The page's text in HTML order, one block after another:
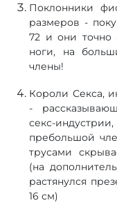
Поклонники
размеров -
72 и они точно
ноги, на
члены!
Короли Секса,
-
секс-
пребольшой
трусами
(на
растянулся
16 см)